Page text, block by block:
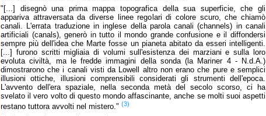
"[...] disegnò una prima mappa topografica della sua superficie, che gli
appariva attraversata da diverse linee regolari di colore scuro, che chiamò
canali. L'errata traduzione in inglese della parola canali (channels) in canali
artificiali (canals), generò in tutto il mondo grande confusione e il diffondersi
sempre più dell'idea che Marte fosse un pianeta abitato da esseri intelligenti.
[...] furono scritti migliaia di volumi sull'esistenza dei marziani e sulla loro
evoluta civiltà, ma le fredde immagini della sonda (la Mariner 4 - N.d.A.)
dimostrarono che i canali visti da Lowell altro non erano che pure e semplici
illusioni ottiche, illusioni comprensibili considerati gli strumenti dell'epoca.
L'avvento dell'era spaziale, nella seconda metà del secolo scorso, ci ha
svelato il vero volto di questo mondo affascinante, anche se molti suoi aspetti
restano tuttora avvolti nel mistero." (3)